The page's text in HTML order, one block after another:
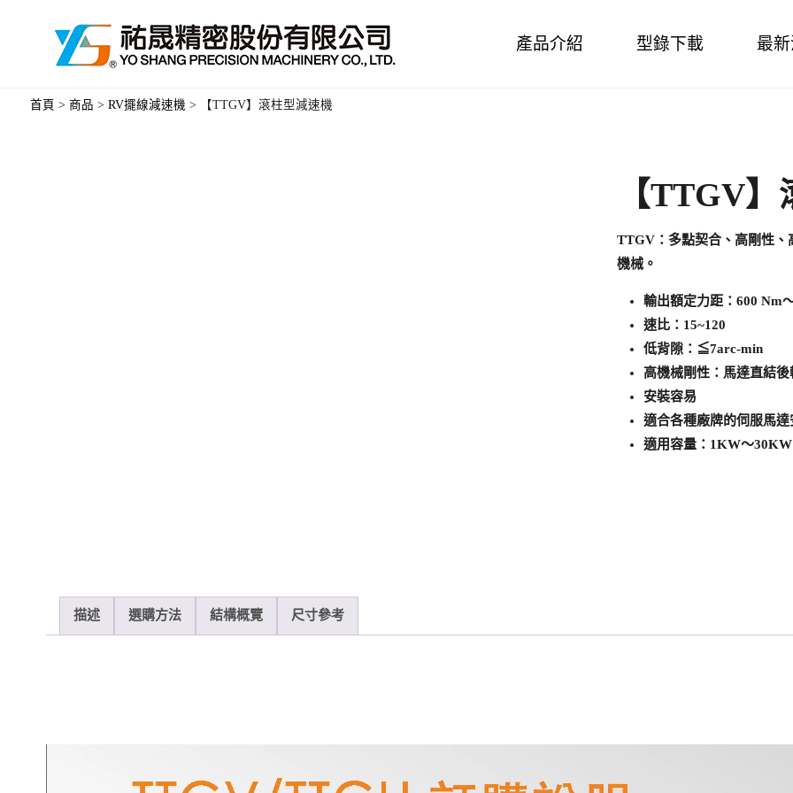
產品介紹 型錄下載 最
首頁 > 商品 > RV擺線減速機 > 【TTGV】滾柱型減速機
【TTGV
TTGV：多點契合、高剛性、
機械。
輸出額定力距：600 Nm
速比：15~120
低背隙：≦7arc-min
高機械剛性：馬達直結
安裝容易
適合各種廠牌的伺服馬達
適用容量：1KW～30KW
描述 選購方法 結構概覽 尺寸參考